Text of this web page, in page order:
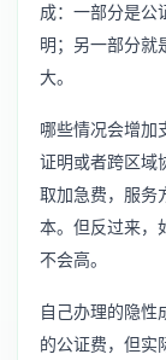
成：一部分是公
明；另一部分就
大。
哪些情况会增加
证明或者跨区域
取加急费，服务
本。但反过来，
不会高。
自己办理的隐性
的公证费，但实